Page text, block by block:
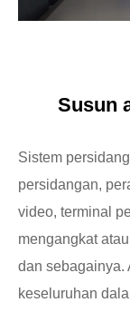
Susun
Sistem
persidangan,
video, terminal
mengangkat
dan sebagainya.
keseluruhan